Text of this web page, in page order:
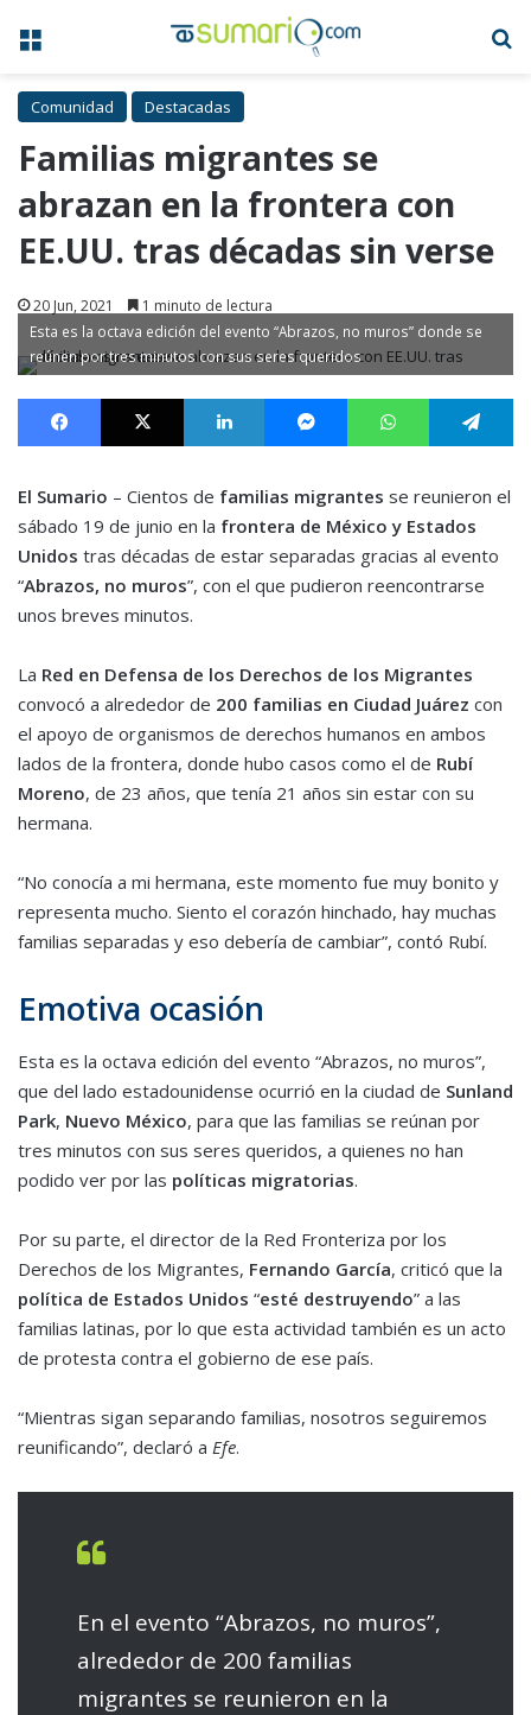
Menú
Comunidad Destacadas
Familias migrantes se
abrazan en la frontera con
EE.UU. tras décadas sin verse
20 Jun, 2021 1 minuto de lectura
Esta es la octava edición del evento “Abrazos, no muros” donde se
reúnen por tres minutos con sus seres queridos
Facebook X LinkedIn MessengerWhatsApp
El Sumario – Cientos de familias migrantes se reunieron el
sábado 19 de junio en la frontera de México y Estados
Unidos tras décadas de estar separadas gracias al evento
“Abrazos, no muros”, con el que pudieron reencontrarse
unos breves minutos.
La Red en Defensa de los Derechos de los Migrantes
convocó a alrededor de 200 familias en Ciudad Juárez con
el apoyo de organismos de derechos humanos en ambos
lados de la frontera, donde hubo casos como el de Rubí
Moreno, de 23 años, que tenía 21 años sin estar con su
hermana.
“No conocía a mi hermana, este momento fue muy bonito y
representa mucho. Siento el corazón hinchado, hay muchas
familias separadas y eso debería de cambiar”, contó Rubí.
Emotiva ocasión
Esta es la octava edición del evento “Abrazos, no muros”,
que del lado estadounidense ocurrió en la ciudad de Sunland
Park, Nuevo México, para que las familias se reúnan por
tres minutos con sus seres queridos, a quienes no han
podido ver por las políticas migratorias.
Por su parte, el director de la Red Fronteriza por los
Derechos de los Migrantes, Fernando García, criticó que la
política de Estados Unidos “esté destruyendo” a las
familias latinas, por lo que esta actividad también es un acto
de protesta contra el gobierno de ese país.
“Mientras sigan separando familias, nosotros seguiremos
reunificando”, declaró a Efe.
En el evento “Abrazos, no muros”,
alrededor de 200 familias
migrantes se reunieron en la